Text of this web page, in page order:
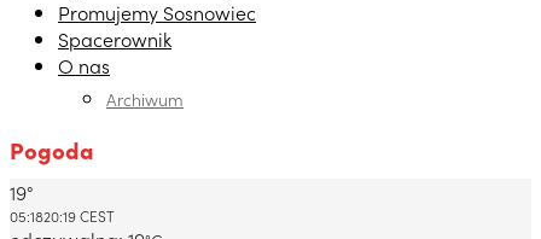
Promujemy Sosnowiec
Spacerownik
O nas
Archiwum
Pogoda
Dabrowa Gornicza, PL
19°
05:1820:19 CEST